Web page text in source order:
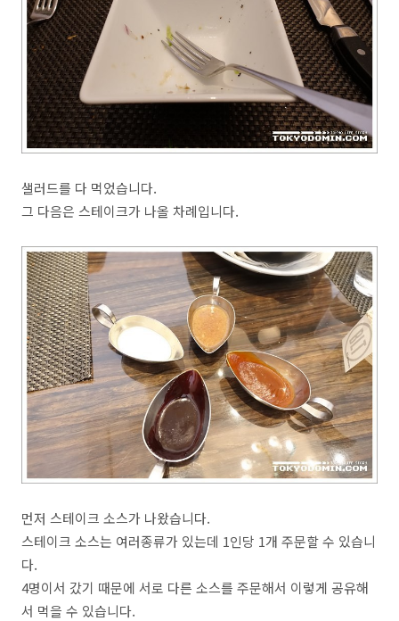
샐러드를 다 먹었습니다.
그 다음은 스테이크가 나올 차례입니다.
먼저 스테이크 소스가 나왔습니다.
스테이크 소스는 여러종류가 있는데 1인당 1개 주문할 수 있습니
다.
4명이서 갔기 때문에 서로 다른 소스를 주문해서 이렇게 공유해
서 먹을 수 있습니다.